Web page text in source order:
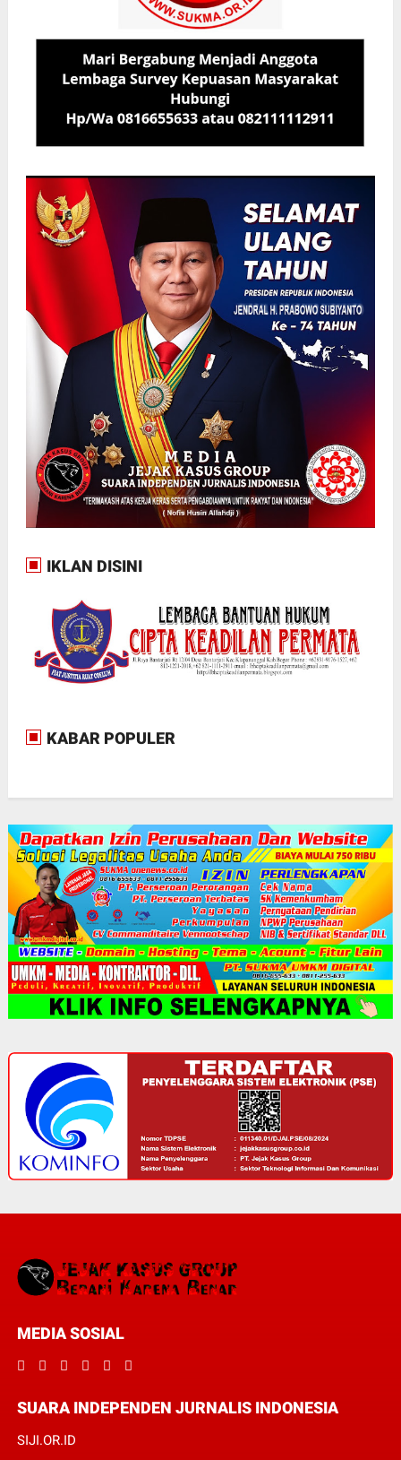
IKLAN DISINI
KABAR POPULER
MEDIA SOSIAL
SUARA INDEPENDEN JURNALIS INDONESIA
SIJI.OR.ID